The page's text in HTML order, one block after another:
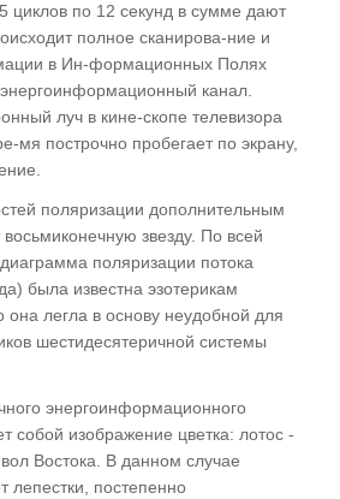
последствия
вмешательства и
лечения. Как выжить
в больнице
связи
болезней и иных патогенных
и ее основные этапы
циклов по 12 секунд в сумме дают
полное сканирова-ние и
в Ин-формационных Полях
канал.
луч в кине-скопе телевизора
мя построчно пробегает по экрану,
поляризации дополнительным
звезду. По всей
поляризации потока
была известна эзотерикам
она легла в основу неудобной для
шестидесятеричной системы
энергоинформационного
собой изображение цветка: лотос -
Востока. В данном случае
лепестки, постепенно